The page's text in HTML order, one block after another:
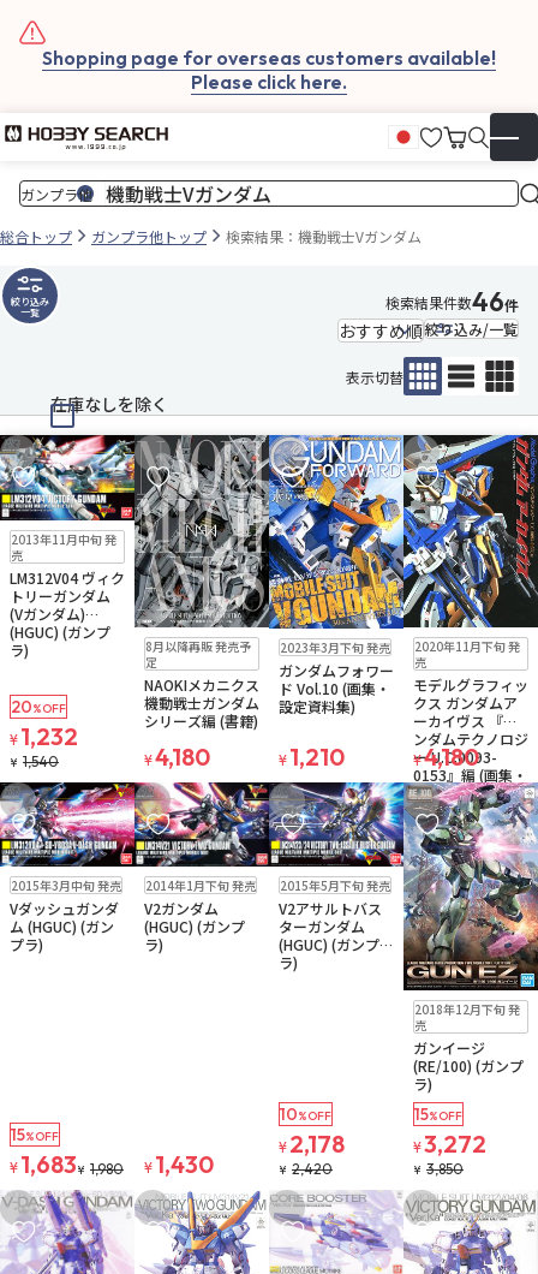
Shopping page for overseas customers available!
Please click here.
日本語
▼ お気に入り
カート
総合トップ ガンプラ他トップ 検索結果：機動戦士Vガンダム
絞り込み
一覧
在庫なしを除く
検索結果件数46件
絞り込み/一覧
表示切替
お気に入りに追加
再入荷販売中
2013年11月中旬 発
売
LM312V04 ヴィク
トリーガンダム
(Vガンダム)
(HGUC) (ガンプ
ラ)
20%OFF
¥ 1,232
¥ 1,540
お気に入りに追加
予約品ゆうパケット
8月以降再販 発売予
定
NAOKIメカニクス
機動戦士ガンダム
シリーズ編 (書籍)
¥4,180
お気に入りに追加
ゆうパケット
お取り寄せ
2023年3月下旬 発売
ガンダムフォワー
ド Vol.10 (画集・
設定資料集)
¥ 1,210
お気に入りに
ゆうパケット
お取り寄せ
2020年11月下旬 発
売
モデルグラフィッ
クス ガンダムア
ーカイヴス 『ガ
ンダムテクノロジ
ー U.C.0093-
0153』編 (画集・
設定資料集)
¥4,180
お気に入りに追加
在庫なし
注文再開メール
2015年3月中旬 発売
Vダッシュガンダ
ム (HGUC) (ガン
プラ)
15%OFF
¥ 1,683¥ 1,980
お気に入りに追加
在庫なし
注文再開メール
2014年1月下旬 発売
V2ガンダム
(HGUC) (ガンプ
ラ)
¥ 1,430
お気に入りに追加
在庫なし
注文再開メール
2015年5月下旬 発売
V2アサルトバス
ターガンダム
(HGUC) (ガンプ
ラ)
10%OFF
¥ 2,178
¥ 2,420
お気に入りに
在庫なし
注文再開メール
2018年12月下旬 発
売
ガンイージ
(RE/100) (ガンプ
ラ)
15%OFF
¥3,272
¥ 3,850
お気に入りに追加お気に入りに追加お気に入りに追加お気に入りに